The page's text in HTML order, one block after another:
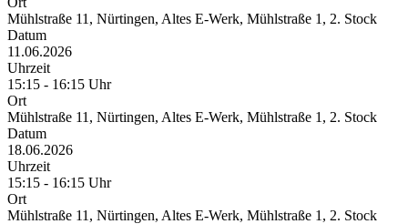
Mühlstraße 11, Nürtingen, Altes E-Werk, Mühlstraße 1, 2. Stock
Datum
11.06.2026
Uhrzeit
15:15 - 16:15 Uhr
Ort
Mühlstraße 11, Nürtingen, Altes E-Werk, Mühlstraße 1, 2. Stock
Datum
18.06.2026
Uhrzeit
15:15 - 16:15 Uhr
Ort
Mühlstraße 11, Nürtingen, Altes E-Werk, Mühlstraße 1, 2. Stock